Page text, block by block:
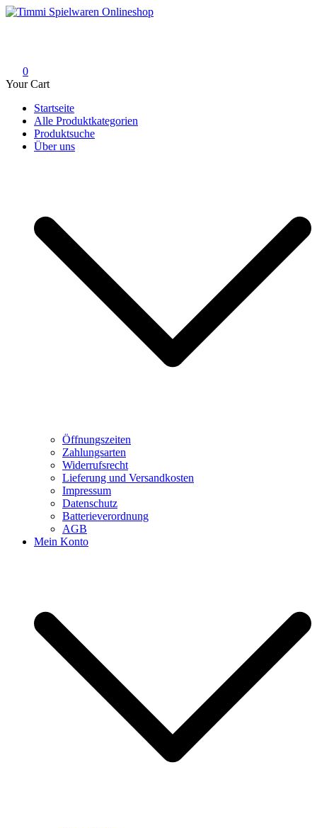
Skip
0
Your Cart
Startseite
Alle Produktkategorien
Produktsuche
Über uns
Öffnungszeiten
Zahlungsarten
Widerrufsrecht
Lieferung und Versandkosten
Impressum
Datenschutz
Batterieverordnung
AGB
Mein Konto